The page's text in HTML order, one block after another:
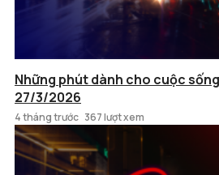
Những phút dành cho cuộc
27/3/2026
4 tháng trước 367 lượt xem